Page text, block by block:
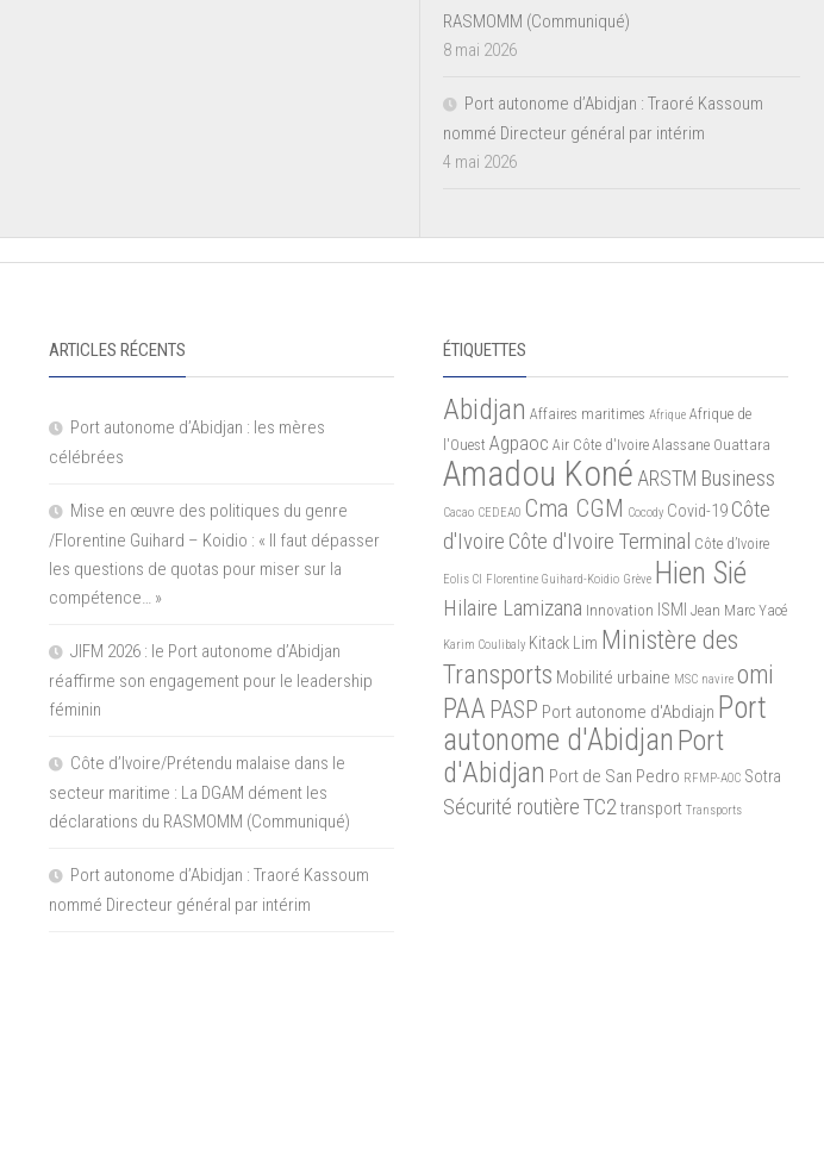
RASMOMM (Communiqué)
8 mai 2026
Port autonome d’Abidjan : Traoré Kassoum
nommé Directeur général par intérim
4 mai 2026
ARTICLES RÉCENTS
Port autonome d’Abidjan : les mères
célébrées
Mise en œuvre des politiques du genre
/Florentine Guihard – Koidio : « Il faut dépasser
les questions de quotas pour miser sur la
compétence… »
JIFM 2026 : le Port autonome d’Abidjan
réaffirme son engagement pour le leadership
féminin
Côte d’Ivoire/Prétendu malaise dans le
secteur maritime : La DGAM dément les
déclarations du RASMOMM (Communiqué)
Port autonome d’Abidjan : Traoré Kassoum
nommé Directeur général par intérim
ÉTIQUETTES
Abidjan Affaires maritimes Afrique Afrique de
l'Ouest Agpaoc Air Côte d'Ivoire Alassane Ouattara
Amadou Koné ARSTM Business
Cacao CEDEAO Cma CGM Cocody Covid-19 Côte
d'Ivoire Côte d'Ivoire Terminal Côte d’Ivoire
Eolis CI Florentine Guihard-Koidio Grève Hien Sié
Hilaire Lamizana Innovation ISMI Jean Marc Yacé
Karim Coulibaly Kitack Lim Ministère des
Transports Mobilité urbaine MSC navire omi
PAA PASP Port autonome d'Abdiajn Port
autonome d'Abidjan Port
d'Abidjan Port de San Pedro RFMP-AOC Sotra
Sécurité routièreTC2 transport Transports